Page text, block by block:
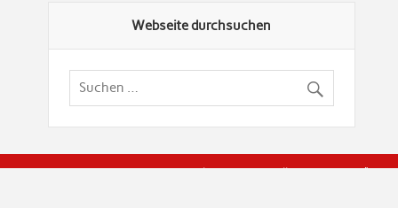
Webseite durchsuchen
© Brandenburgische Genealogische Gesellschaft (BGG)